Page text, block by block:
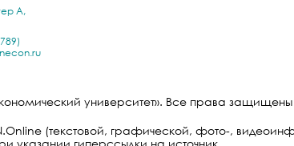
А,
университет». Все права защищены
(текстовой, графической, фото-,